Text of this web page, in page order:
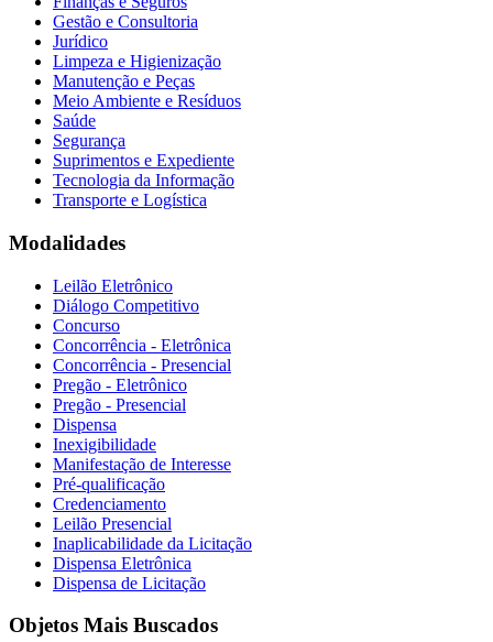
Gestão e Consultoria
Jurídico
Limpeza e Higienização
Manutenção e Peças
Meio Ambiente e Resíduos
Saúde
Segurança
Suprimentos e Expediente
Tecnologia da Informação
Transporte e Logística
Modalidades
Leilão Eletrônico
Diálogo Competitivo
Concurso
Concorrência - Eletrônica
Concorrência - Presencial
Pregão - Eletrônico
Pregão - Presencial
Dispensa
Inexigibilidade
Manifestação de Interesse
Pré-qualificação
Credenciamento
Leilão Presencial
Inaplicabilidade da Licitação
Dispensa Eletrônica
Dispensa de Licitação
Objetos Mais Buscados